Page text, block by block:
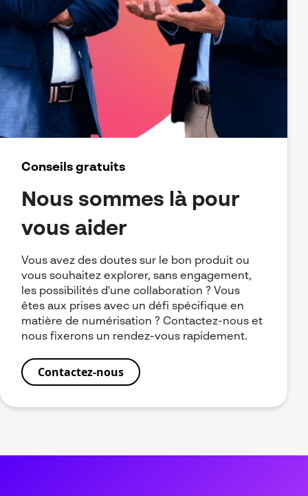
Conseils gratuits
Nous sommes là pour
vous aider
Vous avez des doutes sur le bon produit ou
vous souhaitez explorer, sans engagement,
les possibilités d'une collaboration ? Vous
êtes aux prises avec un défi spécifique en
matière de numérisation ?Contactez-nous et
nous fixerons un rendez-vous rapidement.
Contactez-nous